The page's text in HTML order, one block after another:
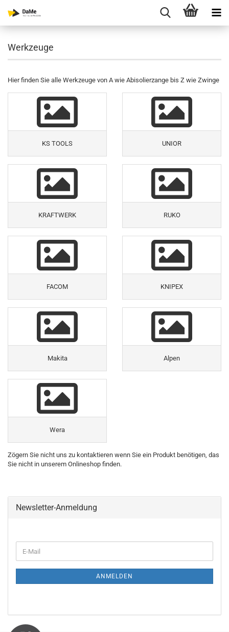
Werkzeuge
Hier finden Sie alle Werkzeuge von A wie Abisolierzange bis Z wie Zwinge
KS TOOLS UNIOR
KRAFTWERK RUKO
FACOM KNIPEX
Makita Alpen
Wera
Zögern Sie nicht uns zu kontaktieren wenn Sie ein Produkt benötigen, das
Sie nicht in unserem Onlineshop finden.
Newsletter-Anmeldung
ZUR
E-
Mail
ANMELDEN